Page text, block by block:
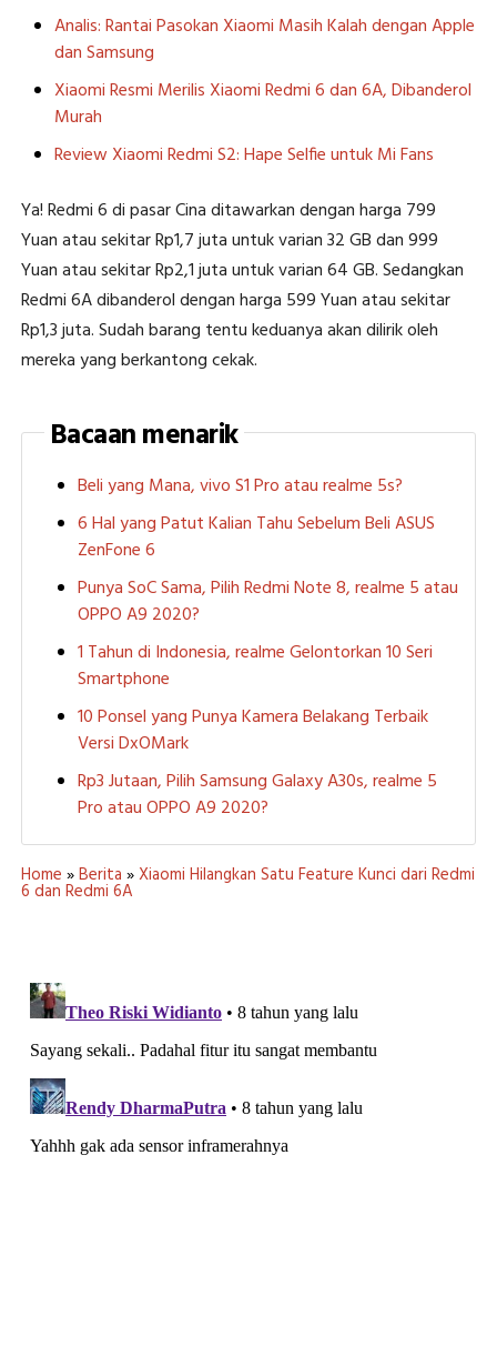
Analis: Rantai Pasokan Xiaomi Masih Kalah dengan Apple
dan Samsung
Xiaomi Resmi Merilis Xiaomi Redmi 6 dan 6A, Dibanderol
Murah
Review Xiaomi Redmi S2: Hape Selfie untuk Mi Fans
Ya! Redmi 6 di pasar Cina ditawarkan dengan harga 799
Yuan atau sekitar Rp1,7 juta untuk varian 32 GB dan 999
Yuan atau sekitar Rp2,1 juta untuk varian 64 GB. Sedangkan
Redmi 6A dibanderol dengan harga 599 Yuan atau sekitar
Rp1,3 juta. Sudah barang tentu keduanya akan dilirik oleh
mereka yang berkantong cekak.
Bacaan menarik
Beli yang Mana, vivo S1 Pro atau realme 5s?
6 Hal yang Patut Kalian Tahu Sebelum Beli ASUS
ZenFone 6
Punya SoC Sama, Pilih Redmi Note 8, realme 5 atau
OPPO A9 2020?
1 Tahun di Indonesia, realme Gelontorkan 10 Seri
Smartphone
10 Ponsel yang Punya Kamera Belakang Terbaik
Versi DxOMark
Rp3 Jutaan, Pilih Samsung Galaxy A30s, realme 5
Pro atau OPPO A9 2020?
Home »Berita »Xiaomi Hilangkan Satu Feature Kunci dari Redmi
6 dan Redmi 6A